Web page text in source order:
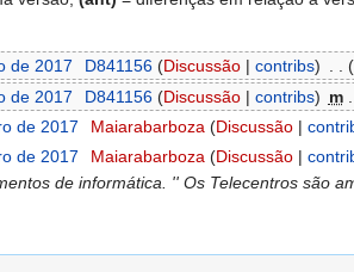
de 2017 D841156 (Discussão| contribs)
de 2017 D841156 (Discussão| contribs) m
de 2017 Maiarabarboza (Discussão|
de 2017 Maiarabarboza (Discussão|
de informática. '' Os Telecentros são